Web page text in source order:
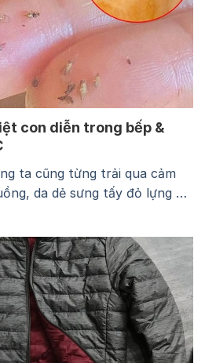
con diễn trong bếp &
ta cũng từng trải qua cảm
da dẻ sưng tấy đỏ lựng và
của dĩn…